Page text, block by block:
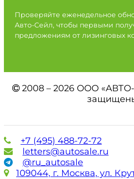
Проверяйте еженедельное
Авто-Сейл, чтобы первыми
предложениям от лизинговых
2008 – 2026 ООО
+7 (495) 488-72-72
letters@autosale.ru
@ru_autosale
109044, г. Москва, ул.